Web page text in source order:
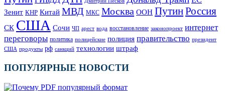
Зенит КНР Китай МВД МКС Москва ООН ПутинРоссия
СК США Сочи ЧП арест вода восстановление законопроект интернет
переговоры политика полицейские полиция правительство президент
США продукты рф санкций технологии штраф
ПОПУЛЯРНЫЕ НОВОСТИ